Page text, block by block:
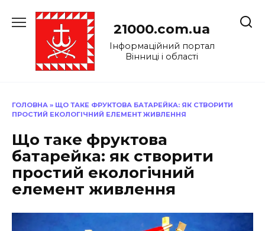
до
21000.com.ua
Інформаційний портал
Вінниці і області
ГОЛОВНА » ЩО ТАКЕ ФРУКТОВА БАТАРЕЙКА: ЯК СТВОРИТИ
ПРОСТИЙ ЕКОЛОГІЧНИЙ ЕЛЕМЕНТ ЖИВЛЕННЯ
Що таке фруктова
батарейка: як створити
простий екологічний
елемент живлення